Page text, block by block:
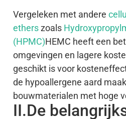
Vergeleken met andere
etherszoals
(HPMC)HEMC heeft een
omgevingen en lagere
geschikt is voor
de hypoallergene aard
bouwmaterialen met hoge
II.De